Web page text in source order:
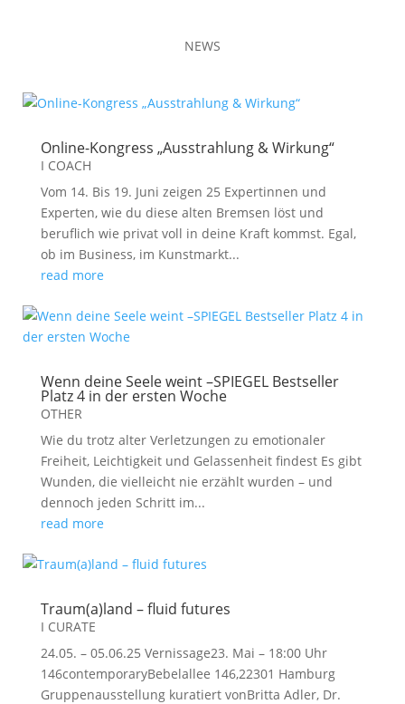
NEWS
Online-Kongress „Ausstrahlung & Wirkung“
I COACH
Vom 14. Bis 19. Juni zeigen 25 Expertinnen und
Experten, wie du diese alten Bremsen löst und
beruflich wie privat voll in deine Kraft kommst. Egal,
ob im Business, im Kunstmarkt...
read more
Wenn deine Seele weint –SPIEGEL Bestseller
Platz 4 in der ersten Woche
OTHER
Wie du trotz alter Verletzungen zu emotionaler
Freiheit, Leichtigkeit und Gelassenheit findest Es gibt
Wunden, die vielleicht nie erzählt wurden – und
dennoch jeden Schritt im...
read more
Traum(a)land – fluid futures
I CURATE
24.05. – 05.06.25 Vernissage23. Mai – 18:00 Uhr
146contemporaryBebelallee 146,22301 Hamburg
Gruppenausstellung kuratiert vonBritta Adler, Dr.